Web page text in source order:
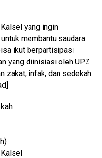
yang ingin
membantu saudara
ikut berpartisipasi
yang diinisiasi oleh UPZ
zakat, infak, dan sedekah
:
Kalsel